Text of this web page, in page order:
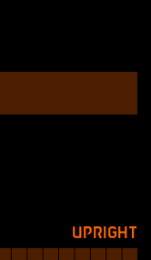
Upright